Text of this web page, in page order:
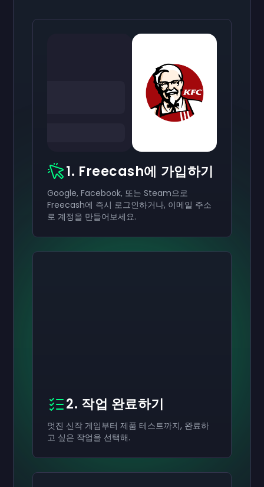
1. Freecash에 가입하기
Google, Facebook, 또는 Steam으로
Freecash에 즉시 로그인하거나, 이메일 주소
로 계정을 만들어보세요.
2. 작업 완료하기
멋진 신작 게임부터 제품 테스트까지, 완료하
고 싶은 작업을 선택해.